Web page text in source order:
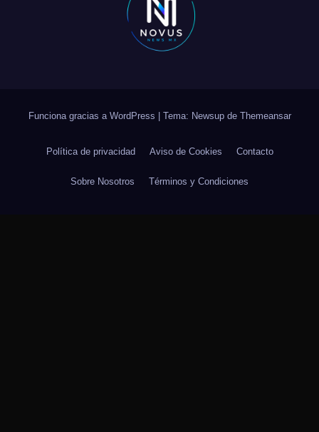
Funciona gracias a WordPress Tema: Newsup de Themeansar
Política de privacidad Aviso de Cookies Contacto
Sobre Nosotros Términos y Condiciones